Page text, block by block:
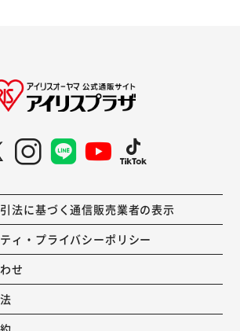
法に基づく通信販売業者の表示
ィ・プライバシーポリシー
せ